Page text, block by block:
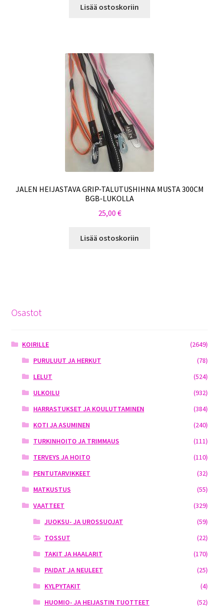
Lisää ostoskoriin
JALEN HEIJASTAVA GRIP-TALUTUSHIHNA MUSTA 300CM
BGB-LUKOLLA
25,00 €
Lisää ostoskoriin
Osastot
KOIRILLE
(2649)
PURULUUT JA HERKUT
(78)
LELUT
(524)
ULKOILU
(932)
HARRASTUKSET JA KOULUTTAMINEN
(384)
KOTI JA ASUMINEN
(240)
TURKINHOITO JA TRIMMAUS
(111)
TERVEYS JA HOITO
(110)
PENTUTARVIKKEET
(32)
MATKUSTUS
(55)
VAATTEET
(329)
JUOKSU- JA UROSSUOJAT
(59)
TOSSUT
(22)
TAKIT JA HAALARIT
(170)
PAIDAT JA NEULEET
(25)
KYLPYTAKIT
(4)
HUOMIO- JA HEIJASTIN TUOTTEET
(52)